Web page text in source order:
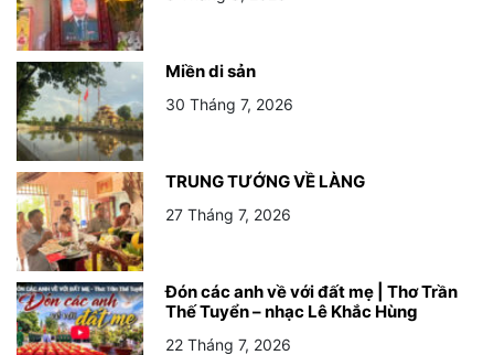
Miền di sản
30 Tháng 7, 2026
TRUNG TƯỚNG VỀ LÀNG
27 Tháng 7, 2026
Đón các anh về với đất mẹ | Thơ Trần
Thế Tuyển – nhạc Lê Khắc Hùng
22 Tháng 7, 2026